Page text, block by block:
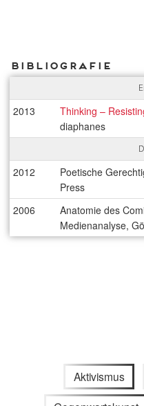
Bibliografie
2013 Thinking –
diaphanes
2012
Poetische
Press
2006
Anatomie des
Medienanalyse,
Aktivismus